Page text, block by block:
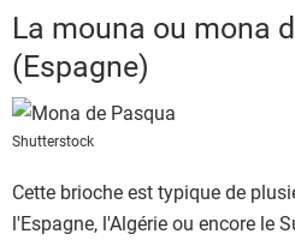
La mouna ou mona
(Espagne)
Shutterstock
Cette brioche est typique de
l'Espagne, l'Algérie ou encore le